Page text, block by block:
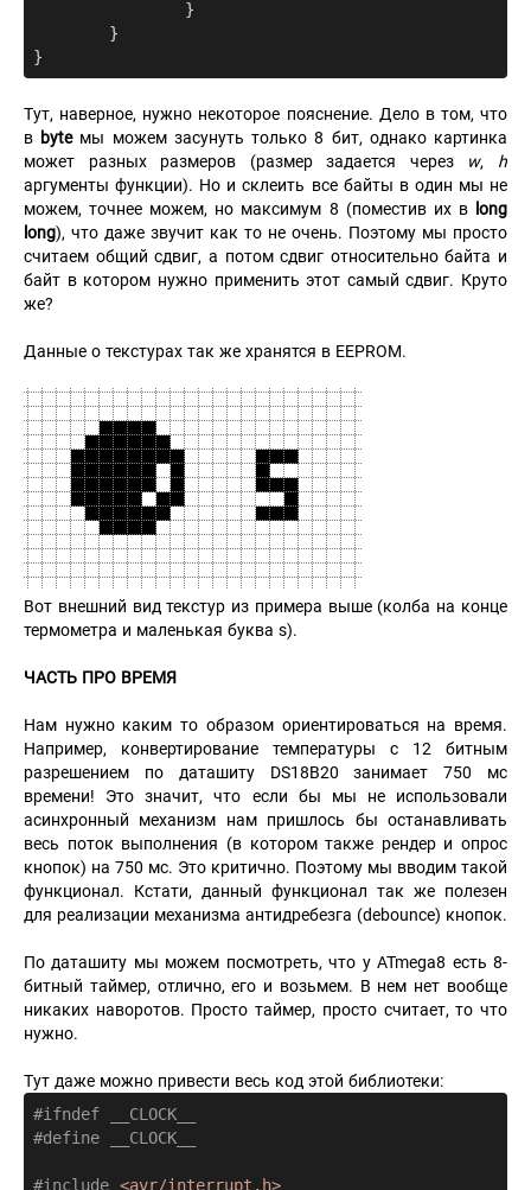
Тут, наверное, нужно некоторое пояснение. Дело в том, что
в byteмы можем засунуть только 8 бит, однако картинка
может разных размеров (размер задается через w, h
аргументы функции). Но и склеить все байты в один мы не
можем, точнее можем, но максимум 8 (поместив их в long
long), что даже звучит как то не очень. Поэтому мы просто
считаем общий сдвиг, а потом сдвиг относительно байта и
байт в котором нужно применить этот самый сдвиг. Круто
же?
Данные о текстурах так же хранятся в EEPROM.
Вот внешний вид текстур из примера выше (колба на конце
термометра и маленькая буква s).
ЧАСТЬ ПРО ВРЕМЯ
Нам нужно каким то образом ориентироваться на время.
Например, конвертирование температуры с 12 битным
разрешением по даташиту DS18B20 занимает 750 мс
времени! Это значит, что если бы мы не использовали
асинхронный механизм нам пришлось бы останавливать
весь поток выполнения (в котором также рендер и опрос
кнопок) на 750 мс. Это критично. Поэтому мы вводим такой
функционал. Кстати, данный функционал так же полезен
для реализации механизма антидребезга (debounce) кнопок.
По даташиту мы можем посмотреть, что у ATmega8 есть 8-
битный таймер, отлично, его и возьмем. В нем нет вообще
никаких наворотов. Просто таймер, просто считает, то что
нужно.
Тут даже можно привести весь код этой библиотеки:
#ifndef __CLOCK__
#define __CLOCK__
#include <avr/interrupt.h>